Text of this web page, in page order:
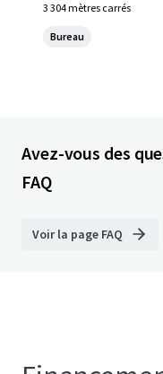
3 304 mètres carrés
Bureau
Avez-vous des
FAQ
Voir la page FAQ